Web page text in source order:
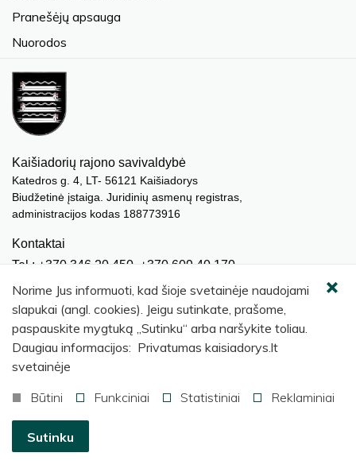
Pranešėjų apsauga
Nuorodos
Kaišiadorių rajono savivaldybė
Katedros g. 4, LT- 56121 Kaišiadorys
Biudžetinė įstaiga. Juridinių asmenų registras,
administracijos kodas 188773916
Kontaktai
Tel.: +370 346 20 450, +370 609 40 170
El. paštas.: meras@kaisiadorys.lt
dokumentai@kaisiadorys.lt
Naujienų prenumerata
© 2026 Kaišiadorių rajono savivaldybė
Norime Jus informuoti, kad šioje svetainėje naudojami
slapukai (angl. cookies). Jeigu sutinkate, prašome,
paspauskite mygtuką „Sutinku“ arba naršykite toliau.
Daugiau informacijos: Privatumas kaisiadorys.lt
svetainėje
Būtini
Funkciniai Statistiniai Reklaminiai
Sutinku